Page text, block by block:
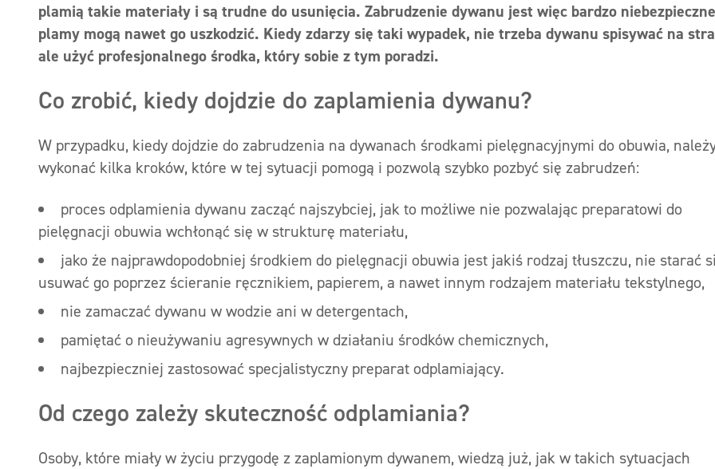
plamią takie materiały i są trudne do usunięcia. Zabrudzenie dywanu jest więc bardzo
plamy mogą nawet go uszkodzić. Kiedy zdarzy się taki wypadek, nie trzeba dywanu spisywać na
ale użyć profesjonalnego środka, który sobie z tym poradzi.
Co zrobić, kiedy dojdzie do zaplamienia dywanu?
W przypadku, kiedy dojdzie do zabrudzenia na dywanach środkami pielęgnacyjnymi do obuwia,
wykonać kilka kroków, które w tej sytuacji pomogą i pozwolą szybko pozbyć się zabrudzeń:
proces odplamienia dywanu zacząć najszybciej, jak to możliwe nie pozwalając preparatowi do
pielęgnacji obuwia wchłonąć się w strukturę materiału,
jako że najprawdopodobniej środkiem do pielęgnacji obuwia jest jakiś rodzaj tłuszczu, nie starać
usuwać go poprzez ścieranie ręcznikiem, papierem, a nawet innym rodzajem materiału tekstylnego,
nie zamaczać dywanu w wodzie ani w detergentach,
pamiętać o nieużywaniu agresywnych w działaniu środków chemicznych,
najbezpieczniej zastosować specjalistyczny preparat odplamiający.
Od czego zależy skuteczność odplamiania?
Osoby, które miały w życiu przygodę z zaplamionym dywanem, wiedzą już, jak w takich sytuacjach